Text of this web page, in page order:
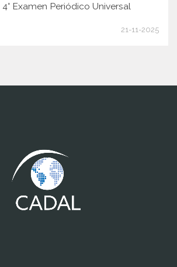
Examen Periódico Universal
21-11-2025